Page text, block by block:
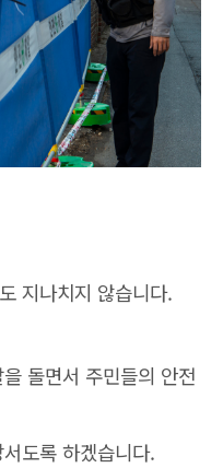
지나치지 않습니다.
돌면서 주민들의 안전
도록 하겠습니다.